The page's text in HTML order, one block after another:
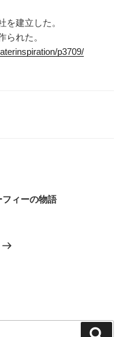
を建立した。
られた。
p3709/
ィーの物語